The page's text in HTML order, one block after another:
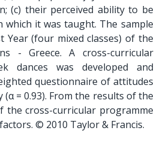
(c) their perceived ability to be
it was taught. The sample
(four mixed classes) of the
- Greece. A cross-curricular
dances was developed and
questionnaire of attitudes
= 0.93). From the results of the
the cross-curricular programme
© 2010 Taylor & Francis.